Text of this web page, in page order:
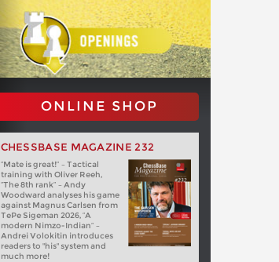
ONLINE SHOP
CHESSBASE MAGAZINE 232
“Mate is great!” – Tactical
training with Oliver Reeh,
“The 8th rank” – Andy
Woodward analyses his game
against Magnus Carlsen from
TePe Sigeman 2026, “A
modern Nimzo-Indian” –
Andrei Volokitin introduces
readers to "his" system and
much more!